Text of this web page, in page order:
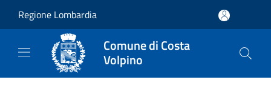
Regione Lombardia
Comune di Costa
Volpino